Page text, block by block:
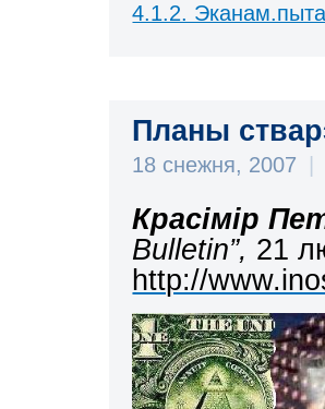
4.1.2.
Планы
18 снежня, 2007 |
Красімір
Bulletin”, 21
http://